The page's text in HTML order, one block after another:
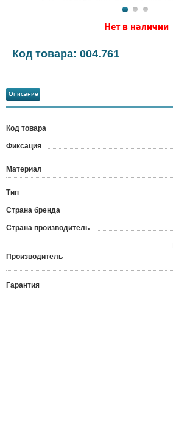
Нет в наличии
Код товара: 004.761
Описание
Код товара
Фиксация
Материал
Тип
Страна бренда
Страна производитель
Производитель
Гарантия